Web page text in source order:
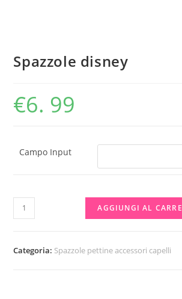
Spazzole disney
€6. 99
Campo Input
Spazzole
disney
AGGIUNGI AL
Categoria: Spazzole pettine accessori capelli